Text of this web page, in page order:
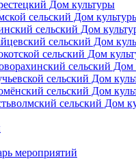
Дом культуры
сельский Дом
сельский Дом
сельский Дом
сельский Дом
сельский Дом
сельский Дом
сельский Дом
сельский Дом
мероприятий